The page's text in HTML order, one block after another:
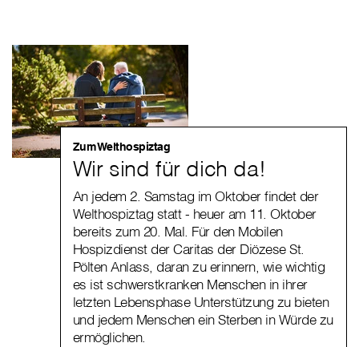
Zum Welthospiztag
Wir sind für dich da!
An jedem 2. Samstag im Oktober findet der
Welthospiztag statt - heuer am 11. Oktober
bereits zum 20. Mal. Für den Mobilen
Hospizdienst der Caritas der Diözese St.
Pölten Anlass, daran zu erinnern, wie wichtig
es ist schwerstkranken Menschen in ihrer
letzten Lebensphase Unterstützung zu bieten
und jedem Menschen ein Sterben in Würde zu
ermöglichen.